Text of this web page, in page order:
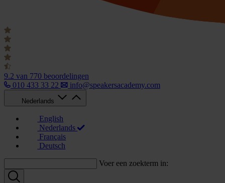
9.2 van 770 beoordelingen
010 433 33 22
info@speakersacademy.com
Nederlands
English
Nederlands
Français
Deutsch
Voer een zoekterm in: